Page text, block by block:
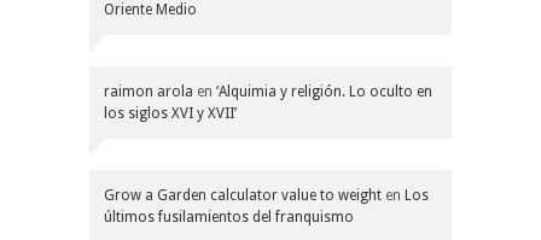
Oriente Medio
raimon arola en ‘Alquimia y religión. Lo oculto en
los siglos XVI y XVII’
Grow a Garden calculator value to weight en Los
últimos fusilamientos del franquismo